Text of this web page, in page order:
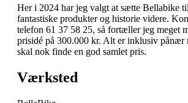
Her i 2024 har jeg valgt at sætte Bellabike
fantastiske produkter og historie videre.
telefon 61 37 58 25, så fortæller jeg meget
prisidé på 300.000 kr. Alt er inklusiv pånær
skal nok finde en god samlet pris.
Værksted